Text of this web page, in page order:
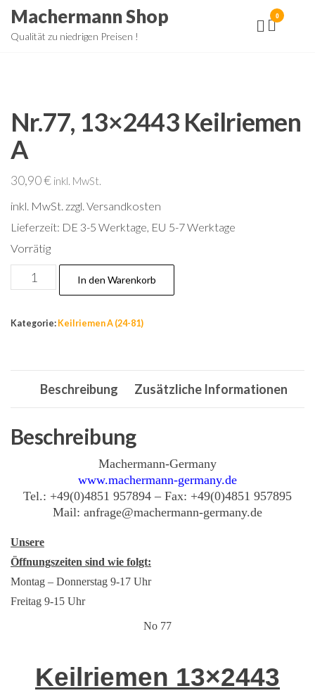
ZumMachermann Shop
Qualität zu niedrigen Preisen !
0
Nr.77, 13×2443 Keilriemen
A
30,90€ inkl. MwSt.
inkl. MwSt. zzgl. Versandkosten
Lieferzeit: DE 3-5 Werktage, EU 5-7 Werktage
Vorrätig
Nr.77,
13x2443
In den Warenkorb
Kategorie: Keilriemen A (24-81)
Beschreibung Zusätzliche Informationen
Beschreibung
Machermann-Germany
www.machermann-germany.de
Tel.: +49(0)4851 957894 – Fax: +49(0)4851 957895
Mail: anfrage@machermann-germany.de
Unsere
Öffnungszeiten sind wie folgt:
Montag – Donnerstag 9-17 Uhr
Freitag 9-15 Uhr
No 77
Keilriemen 13×2443